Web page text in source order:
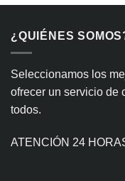
¿QUIÉNES
Seleccionamos los
ofrecer un servicio de
todos.
ATENCIÓN 24